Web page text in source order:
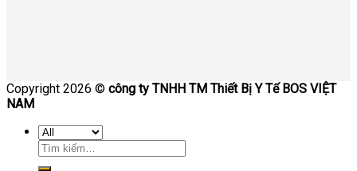
Copyright 2026 © công ty TNHH TM Thiết Bị Y Tế BOS VIỆT
NAM